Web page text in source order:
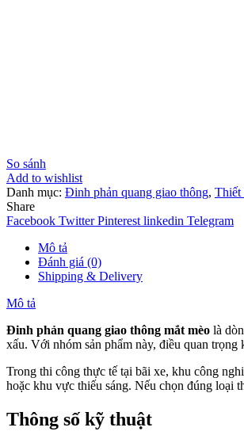
So sánh
Add to wishlist
Danh mục: Đinh phản quang giao thông, Thiết
Share
Facebook Twitter Pinterest linkedin Telegram
Mô tả
Đánh giá (0)
Shipping & Delivery
Mô tả
Đinh phản quang giao thông mắt mèo là
xấu. Với nhóm sản phẩm này, điều quan trọng
Trong thi công thực tế tại bãi xe, khu công
hoặc khu vực thiếu sáng. Nếu chọn đúng loại
Thông số kỹ thuật